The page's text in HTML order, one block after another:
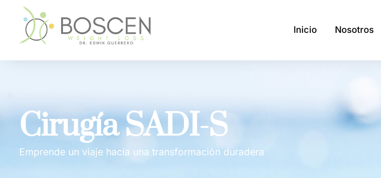
Inicio Nosotros
Cirugía SADI-S
Emprende un viaje hacia una transformación duradera